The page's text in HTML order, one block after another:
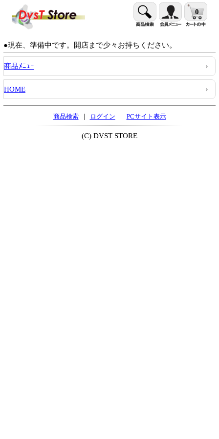
0
●現在、準備中です。開店まで少々お持ちください。
商品ﾒﾆｭｰ
HOME
商品検索 | ログイン | PCサイト表示
(C) DVST STORE